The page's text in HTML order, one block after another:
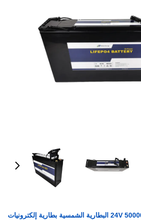
24V 50000mAH LiFePO4 البطارية الشمسية بطارية إلكترونيات